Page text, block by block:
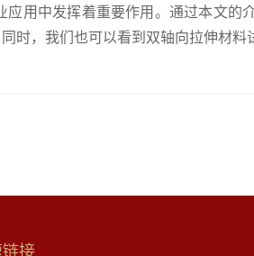
用中发挥着重要作用。通过本文的
时，我们也可以看到双轴向拉伸材
接